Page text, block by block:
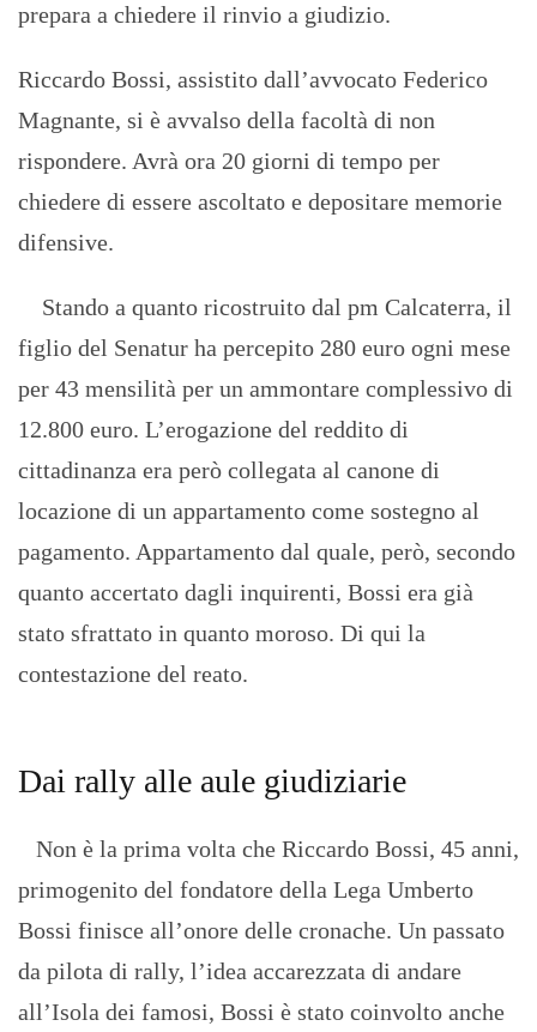
prepara a chiedere il rinvio a giudizio.
Riccardo Bossi, assistito dall’avvocato Federico
Magnante, si è avvalso della facoltà di non
rispondere. Avrà ora 20 giorni di tempo per
chiedere di essere ascoltato e depositare memorie
difensive.
Stando a quanto ricostruito dal pm Calcaterra, il
figlio del Senatur ha percepito 280 euro ogni mese
per 43 mensilità per un ammontare complessivo di
12.800 euro. L’erogazione del reddito di
cittadinanza era però collegata al canone di
locazione di un appartamento come sostegno al
pagamento. Appartamento dal quale, però, secondo
quanto accertato dagli inquirenti, Bossi era già
stato sfrattato in quanto moroso. Di qui la
contestazione del reato.
Dai rally alle aule giudiziarie
Non è la prima volta che Riccardo Bossi, 45 anni,
primogenito del fondatore della Lega Umberto
Bossi finisce all’onore delle cronache. Un passato
da pilota di rally, l’idea accarezzata di andare
all’Isola dei famosi, Bossi è stato coinvolto anche